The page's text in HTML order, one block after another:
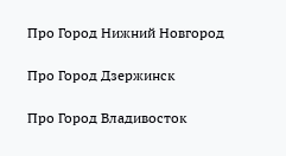
Про Город Нижний Новгород
Про Город Дзержинск
Про Город Владивосток